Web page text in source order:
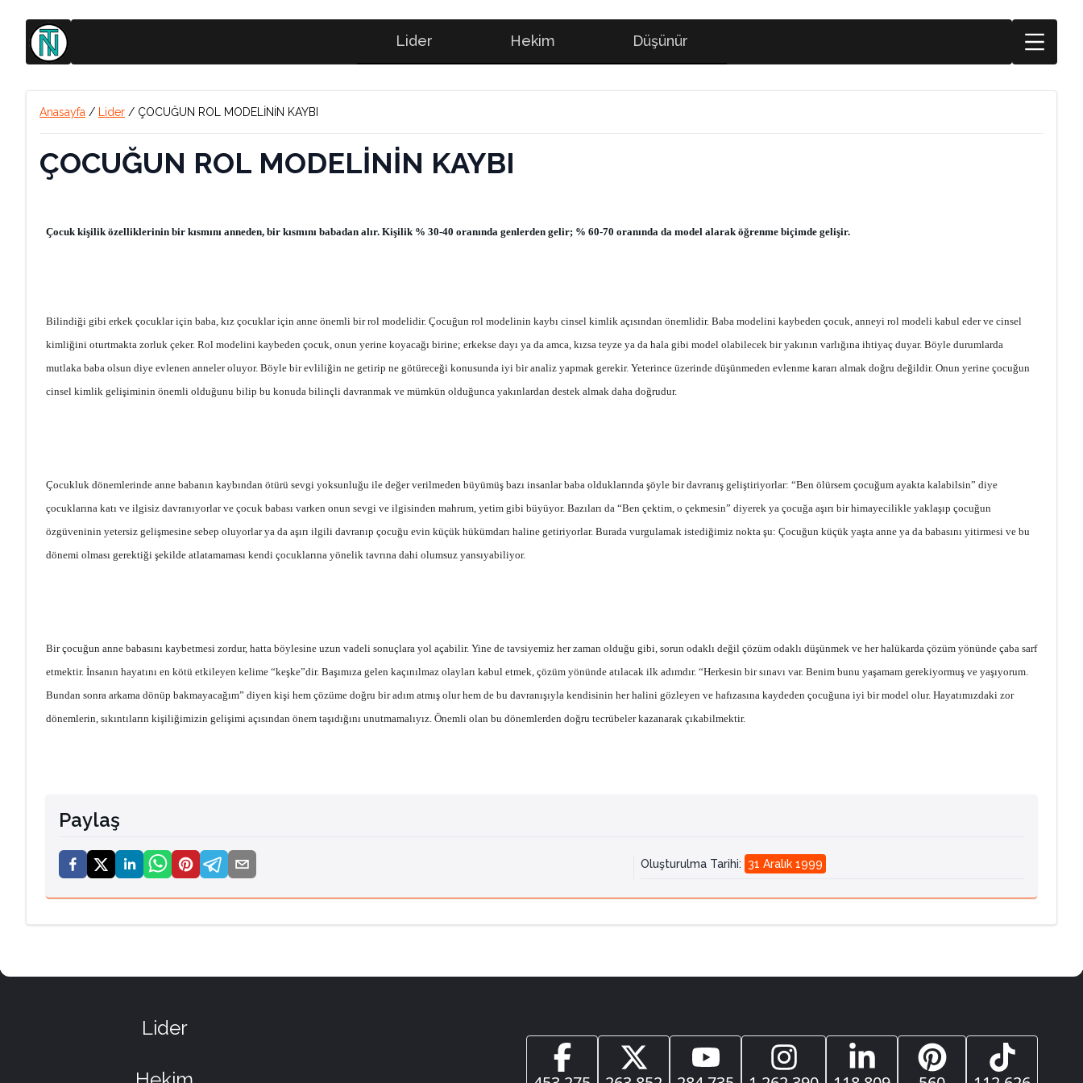
Lider Hekim Düşünür
Anasayfa / Lider / ÇOCUĞUN ROL MODELİNİN KAYBI
ÇOCUĞUN ROL MODELİNİN KAYBI
Çocuk kişilik özelliklerinin bir kısmını anneden, bir kısmını babadan alır. Kişilik % 30-40 oranında genlerden gelir; % 60-70 oranında da model alarak öğrenme biçimde gelişir.
Bilindiği gibi erkek çocuklar için baba, kız çocuklar için anne önemli bir rol modelidir. Çocuğun rol modelinin kaybı cinsel kimlik açısından önemlidir. Baba modelini kaybeden çocuk, anneyi rol modeli kabul eder ve cinsel
kimliğini oturtmakta zorluk çeker. Rol modelini kaybeden çocuk, onun yerine koyacağı birine; erkekse dayı ya da amca, kızsa teyze ya da hala gibi model olabilecek bir yakının varlığına ihtiyaç duyar. Böyle durumlarda
mutlaka baba olsun diye evlenen anneler oluyor. Böyle bir evliliğin ne getirip ne götüreceği konusunda iyi bir analiz yapmak gerekir. Yeterince üzerinde düşünmeden evlenme kararı almak doğru değildir. Onun yerine çocuğun
cinsel kimlik gelişiminin önemli olduğunu bilip bu konuda bilinçli davranmak ve mümkün olduğunca yakınlardan destek almak daha doğrudur.
Çocukluk dönemlerinde anne babanın kaybından ötürü sevgi yoksunluğu ile değer verilmeden büyümüş bazı insanlar baba olduklarında şöyle bir davranış geliştiriyorlar: “Ben ölürsem çocuğum ayakta kalabilsin” diye
çocuklarına katı ve ilgisiz davranıyorlar ve çocuk babası varken onun sevgi ve ilgisinden mahrum, yetim gibi büyüyor. Bazıları da “Ben çektim, o çekmesin” diyerek ya çocuğa aşırı bir himayecilikle yaklaşıp çocuğun
özgüveninin yetersiz gelişmesine sebep oluyorlar ya da aşırı ilgili davranıp çocuğu evin küçük hükümdarı haline getiriyorlar. Burada vurgulamak istediğimiz nokta şu: Çocuğun küçük yaşta anne ya da babasını yitirmesi ve bu
dönemi olması gerektiği şekilde atlatamaması kendi çocuklarına yönelik tavrına dahi olumsuz yansıyabiliyor.
Bir çocuğun anne babasını kaybetmesi zordur, hatta böylesine uzun vadeli sonuçlara yol açabilir. Yine de tavsiyemiz her zaman olduğu gibi, sorun odaklı değil çözüm odaklı düşünmek ve her halükarda çözüm yönünde çaba sarf
etmektir. İnsanın hayatını en kötü etkileyen kelime “keşke”dir. Başımıza gelen kaçınılmaz olayları kabul etmek, çözüm yönünde atılacak ilk adımdır. “Herkesin bir sınavı var. Benim bunu yaşamam gerekiyormuş ve yaşıyorum.
Bundan sonra arkama dönüp bakmayacağım” diyen kişi hem çözüme doğru bir adım atmış olur hem de bu davranışıyla kendisinin her halini gözleyen ve hafızasına kaydeden çocuğuna iyi bir model olur. Hayatımızdaki zor
dönemlerin, sıkıntıların kişiliğimizin gelişimi açısından önem taşıdığını unutmamalıyız. Önemli olan bu dönemlerden doğru tecrübeler kazanarak çıkabilmektir.
Paylaş
Oluşturulma Tarihi: 31 Aralık 1999
Lider